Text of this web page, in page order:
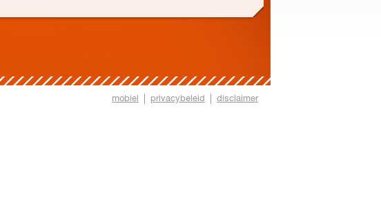
mobiel privacybeleid disclaimer